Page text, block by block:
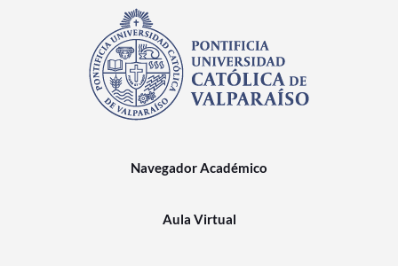
Navegador Académico
Aula Virtual